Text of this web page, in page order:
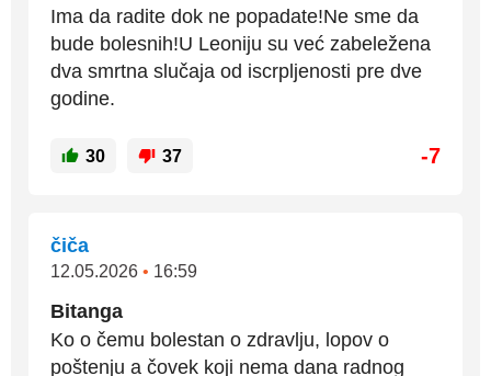
Ima da radite dok ne popadate!Ne sme da
bude bolesnih!U Leoniju su već zabeležena
dva smrtna slučaja od iscrpljenosti pre dve
godine.
30 37 -7
čiča
12.05.2026 • 16:59
Bitanga
Ko o čemu bolestan o zdravlju, lopov o
poštenju a čovek koji nema dana radnog